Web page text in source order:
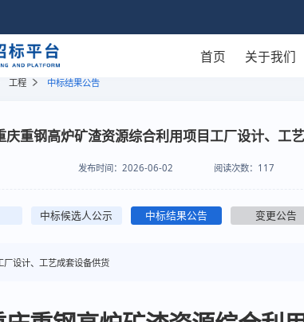
首页 关于我们
工程 中标结果公告
庆重钢高炉矿渣资源综合利用项目工厂设计、工
发布时间： 2026-06-02 阅读次数： 117
中标候选人公示 中标结果公告 变更公告
设计、工艺成套设备供货